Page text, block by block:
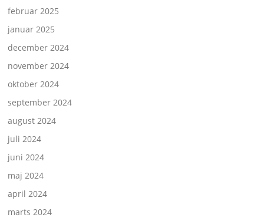
februar 2025
januar 2025
december 2024
november 2024
oktober 2024
september 2024
august 2024
juli 2024
juni 2024
maj 2024
april 2024
marts 2024